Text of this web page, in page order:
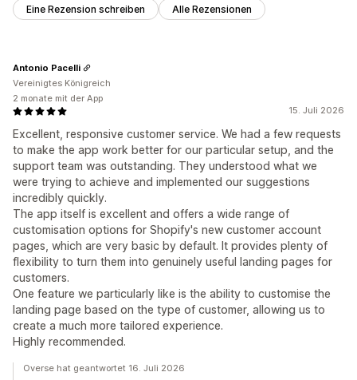
Eine Rezension schreiben Alle Rezensionen
15. Juli 2026
Excellent, responsive customer service. We had a few requests
to make the app work better for our particular setup, and the
support team was outstanding. They understood what we
were trying to achieve and implemented our suggestions
incredibly quickly.
The app itself is excellent and offers a wide range of
customisation options for Shopify's new customer account
pages, which are very basic by default. It provides plenty of
flexibility to turn them into genuinely useful landing pages for
customers.
One feature we particularly like is the ability to customise the
landing page based on the type of customer, allowing us to
create a much more tailored experience.
Highly recommended.
Antonio Pacelli
Vereinigtes Königreich
2 monate mit der App
Overse hat geantwortet 16. Juli 2026